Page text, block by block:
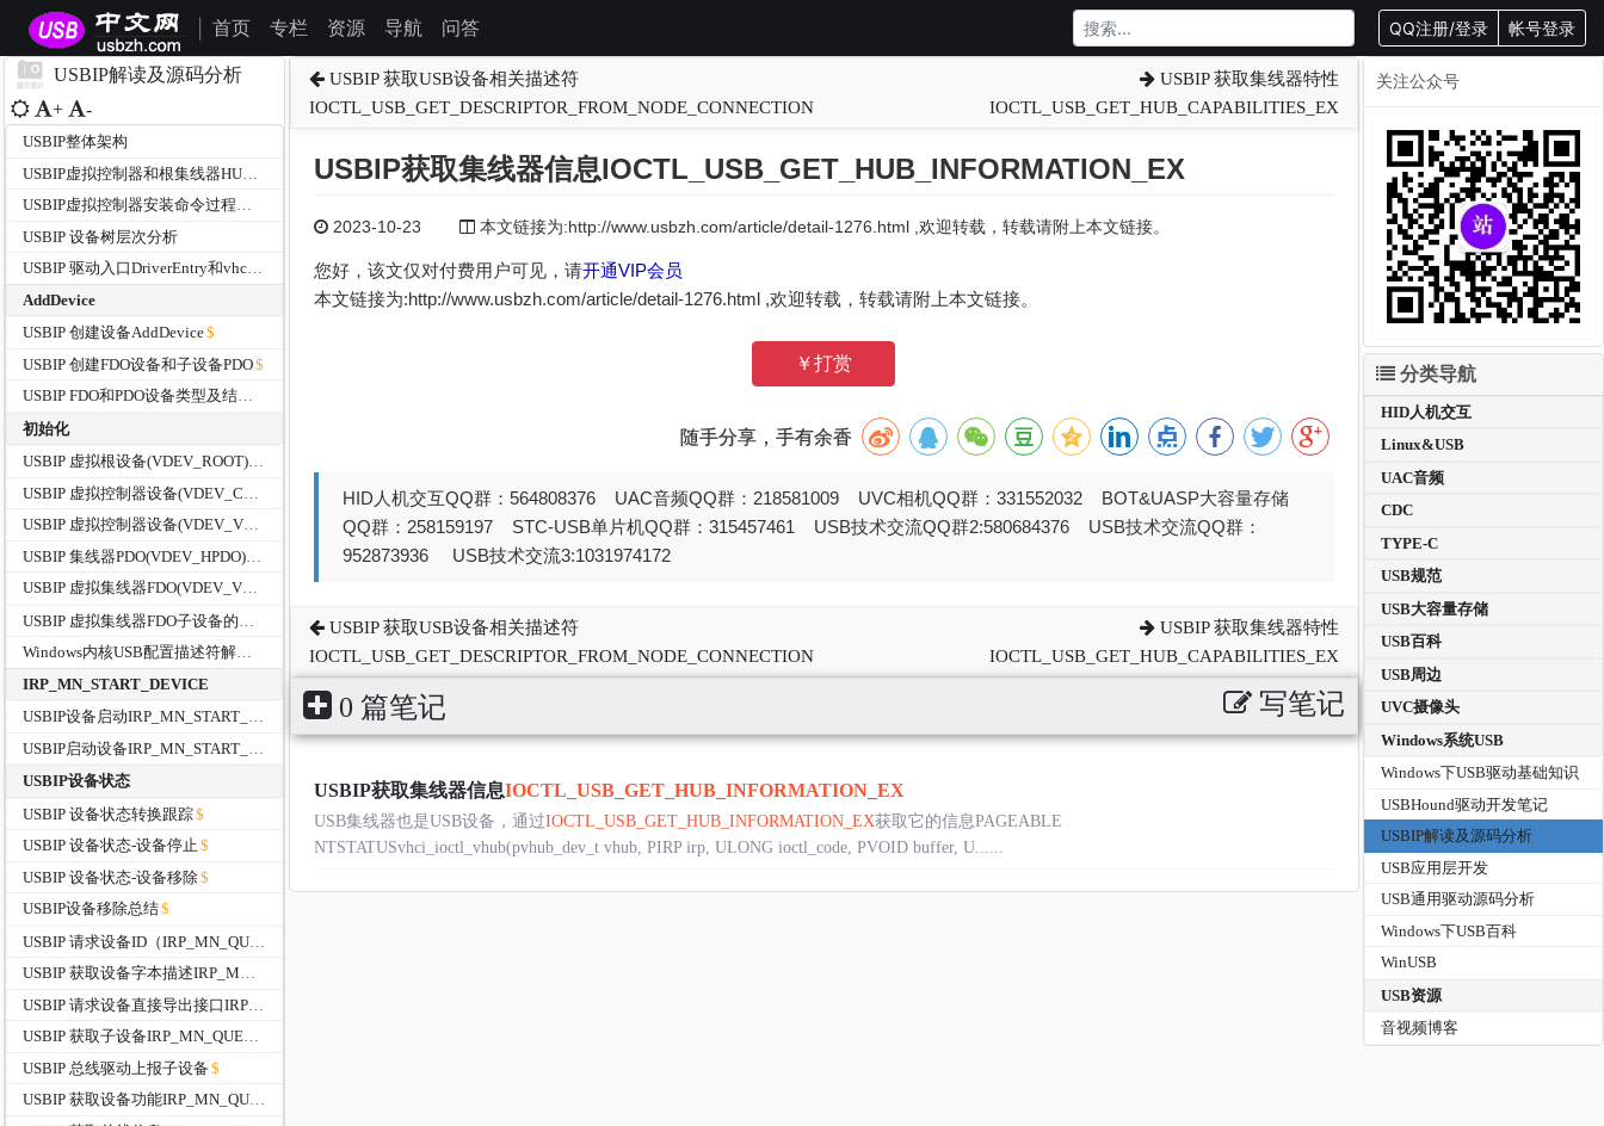
首页 专栏 资源 导航 问答 QQ注册/登录 帐号登录
USBIP解读及源码分析
+ -
USBIP整体架构
USBIP虚拟控制器安装命令过程分析
USBIP 设备树层次分析
USBIP 驱动入口DriverEntry和vhci_driverUnload函数
AddDevice
USBIP 创建设备AddDevice
USBIP 创建FDO设备和子设备PDO
USBIP FDO和PDO设备类型及结构体大小
初始化
USBIP 虚拟根设备(VDEV_ROOT)FDO的初始化过程
USBIP 虚拟控制器设备(VDEV_VHCI)FDO的初始化过程
USBIP 虚拟集线器FDO(VDEV_VHUB )的初始化
Windows内核USB配置描述符解析函数
IRP_MN_START_DEVICE
USBIP设备启动IRP_MN_START_DEVICE
USBIP设备状态
USBIP 设备状态转换跟踪
USBIP 设备状态-设备停止
USBIP 设备状态-设备移除
USBIP设备移除总结
USBIP 获取设备字本描述IRP_MN_QUERY_DEVICE_TEXT
USBIP 获取子设备IRP_MN_QUERY_DEVICE_RELATIONS
USBIP 总线驱动上报子设备
USBIP 获取设备功能IRP_MN_QUERY_CAPABILITIES
USBIP 获取USB设备相关描述符
IOCTL_USB_GET_DESCRIPTOR_FROM_NODE_CONNECTION
USBIP 获取集线器特性
IOCTL_USB_GET_HUB_CAPABILITIES_EX
USBIP获取集线器信息IOCTL_USB_GET_HUB_INFORMATION_EX
2023-10-23 本文链接为:http://www.usbzh.com/article/detail-1276.html ,欢迎转载，转载请附上本文链接。
您好，该文仅对付费用户可见，请开通VIP会员
本文链接为:http://www.usbzh.com/article/detail-1276.html ,欢迎转载，转载请附上本文链接。
￥打赏
随手分享，手有余香
HID人机交互QQ群：564808376 UAC音频QQ群：218581009 UVC相机QQ群：331552032 BOT&UASP大容量存储
QQ群：258159197 STC-USB单片机QQ群：315457461 USB技术交流QQ群2:580684376 USB技术交流QQ群：
952873936 USB技术交流3:1031974172
USBIP 获取USB设备相关描述符
IOCTL_USB_GET_DESCRIPTOR_FROM_NODE_CONNECTION
USBIP 获取集线器特性
IOCTL_USB_GET_HUB_CAPABILITIES_EX
0 篇笔记 写笔记
USBIP获取集线器信息IOCTL_USB_GET_HUB_INFORMATION_EX
USB集线器也是USB设备，通过IOCTL_USB_GET_HUB_INFORMATION_EX获取它的信息PAGEABLE
NTSTATUSvhci_ioctl_vhub(pvhub_dev_t vhub, PIRP irp, ULONG ioctl_code, PVOID buffer, U......
关注公众号
分类导航
HID人机交互
Linux&USB
UAC音频
CDC
TYPE-C
USB规范
USB大容量存储
USB百科
USB周边
UVC摄像头
Windows系统USB
Windows下USB驱动基础知识
USBHound驱动开发笔记
USBIP解读及源码分析
USB应用层开发
USB通用驱动源码分析
Windows下USB百科
WinUSB
USB资源
音视频博客